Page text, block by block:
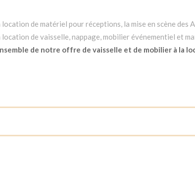
de matériel pour réceptions, la mise en scène des
de vaisselle, nappage, mobilier événementiel et
de notre offre de vaisselle et de mobilier à la